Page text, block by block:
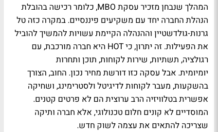
המהלך שנבחן מזכיר עסקת MBO, כלומר רכישה בהובלת
הנהלת החברה יחד עם משקיעים פיננסיים. במקרה כזה טל
גרנות-גולדשטיין וההנהלה הקיימת עשויות להמשיך להוביל
את הפעילות. זה יתרון, כיHOT היא חברה מורכבת, עם
רגולציה, תשתיות, שירות לקוחות, תוכן ותחרות
יומיומית. אבל עסקה כזו דורשת מחיר נכון. החוב, הצורך
בהשקעות, מעבר לקוחות לדיגיטל ולסטרימינג, ושחיקה
אפשרית בטלוויזיה הרב ערוצית הם לא פרטים קטנים.
המוסדיים לא קונים חלום טכנולוגי, אלא חברה ותיקה
שצריכה להתאים את עצמה לשוק חדש.